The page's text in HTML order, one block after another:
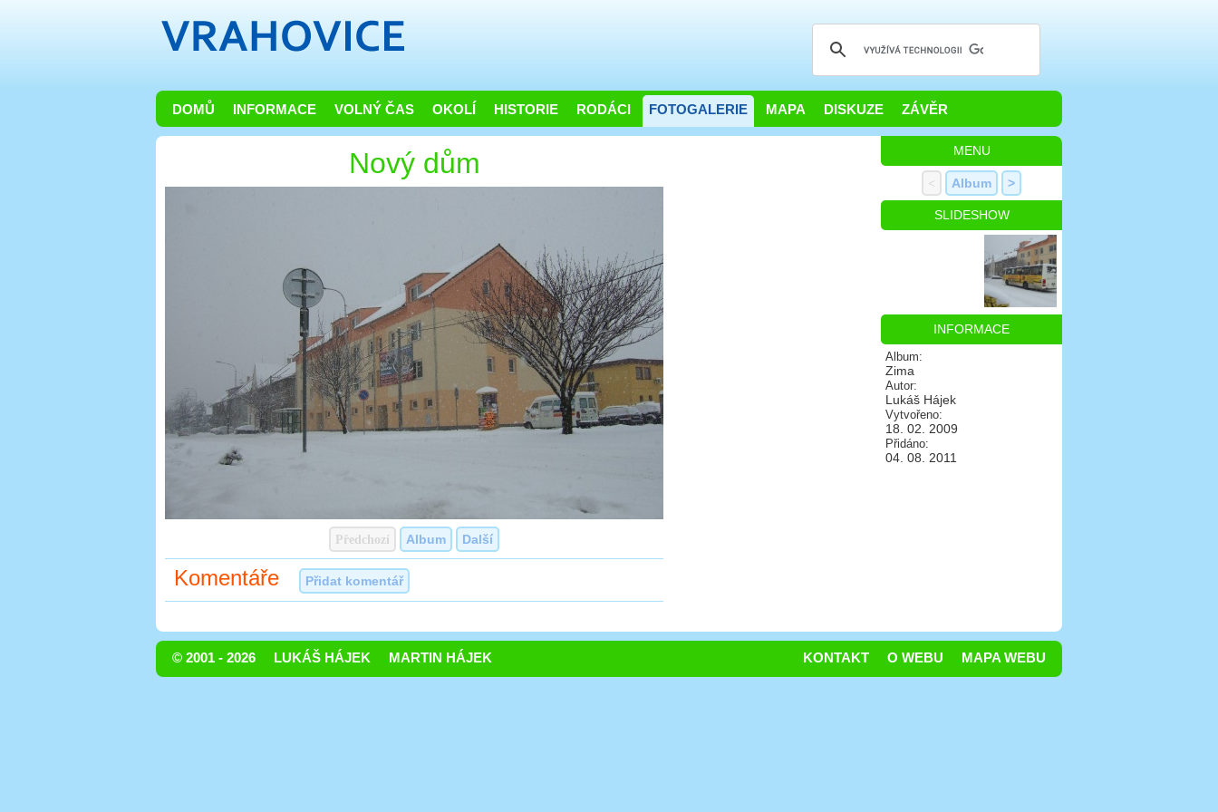
DOMŮ INFORMACE VOLNÝ ČAS OKOLÍ HISTORIE RODÁCI FOTOGALERIE MAPA DISKUZE ZÁVĚR
Nový dům
Předchozí Album Další
Komentáře Přidat komentář
MENU
< Album >
SLIDESHOW
INFORMACE
Album:
Zima
Autor:
Lukáš Hájek
Vytvořeno:
18. 02. 2009
Přidáno:
04. 08. 2011
© 2001 - 2026 LUKÁŠ HÁJEK MARTIN HÁJEK MAPA WEBU
O WEBU
KONTAKT